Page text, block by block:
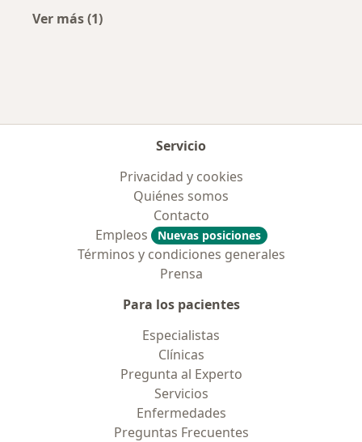
Ver más (1)
Servicio
Privacidad y cookies
Quiénes somos
Contacto
Empleos
Nuevas posiciones
Términos y condiciones generales
Prensa
Para los pacientes
Especialistas
Clínicas
Pregunta al Experto
Servicios
Enfermedades
Preguntas Frecuentes